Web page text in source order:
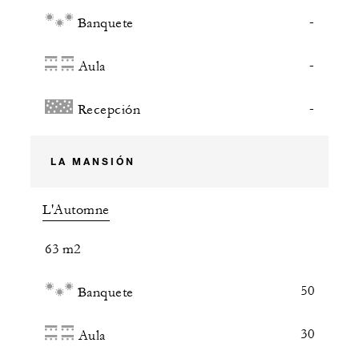
Banquete -
Aula -
Recepción -
LA MANSIÓN
L'Automne
63 m2
Banquete 50
Aula 30